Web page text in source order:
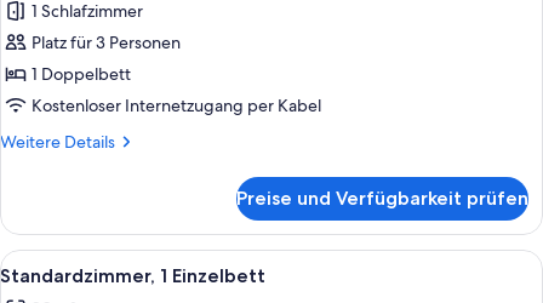
Doppelbett
(Converts
to
2
Sofabed)
anzeigen
1 Schlafzimmer
Platz für 3 Personen
1 Doppelbett
Kostenloser Internetzugang per Kabel
Weitere Details
Weitere
1
Doppelbett
(Converts
Preise und Verfügbarkeit prüfen
Alle
Fotos
Ein ordentlich bezogenes Bett mit
8
Standardzimmer, 1 Einzelbett